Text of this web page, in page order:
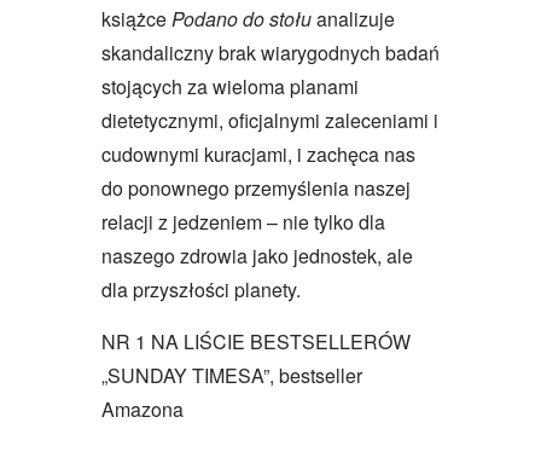
książcePodano do stołuanalizuje
skandaliczny brak wiarygodnych badań
stojących za wieloma planami
dietetycznymi, oficjalnymi zaleceniami i
cudownymi kuracjami, i zachęca nas
do ponownego przemyślenia naszej
relacji z jedzeniem – nie tylko dla
naszego zdrowia jako jednostek, ale
dla przyszłości planety.
NR 1 NA LIŚCIE BESTSELLERÓW
„SUNDAY TIMESA”, bestseller
Amazona